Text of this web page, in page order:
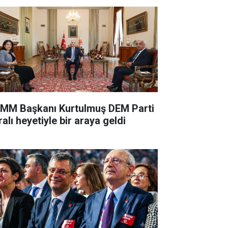
Başkanı Kurtulmuş DEM Parti
heyetiyle bir araya geldi